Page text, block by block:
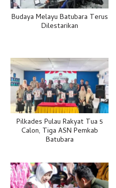
Budaya Melayu Batubara Terus
Dilestarikan
Pilkades Pulau Rakyat Tua 5
Calon, Tiga ASN Pemkab
Batubara